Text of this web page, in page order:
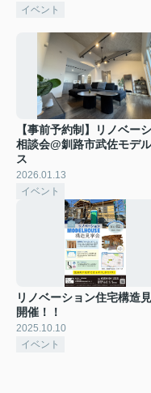
イベント
【事前予約制】リノベー
相談会@釧路市武佐モデ
ス
2026.01.13
イベント
リノベーション住宅構造
開催！！
2025.10.10
イベント